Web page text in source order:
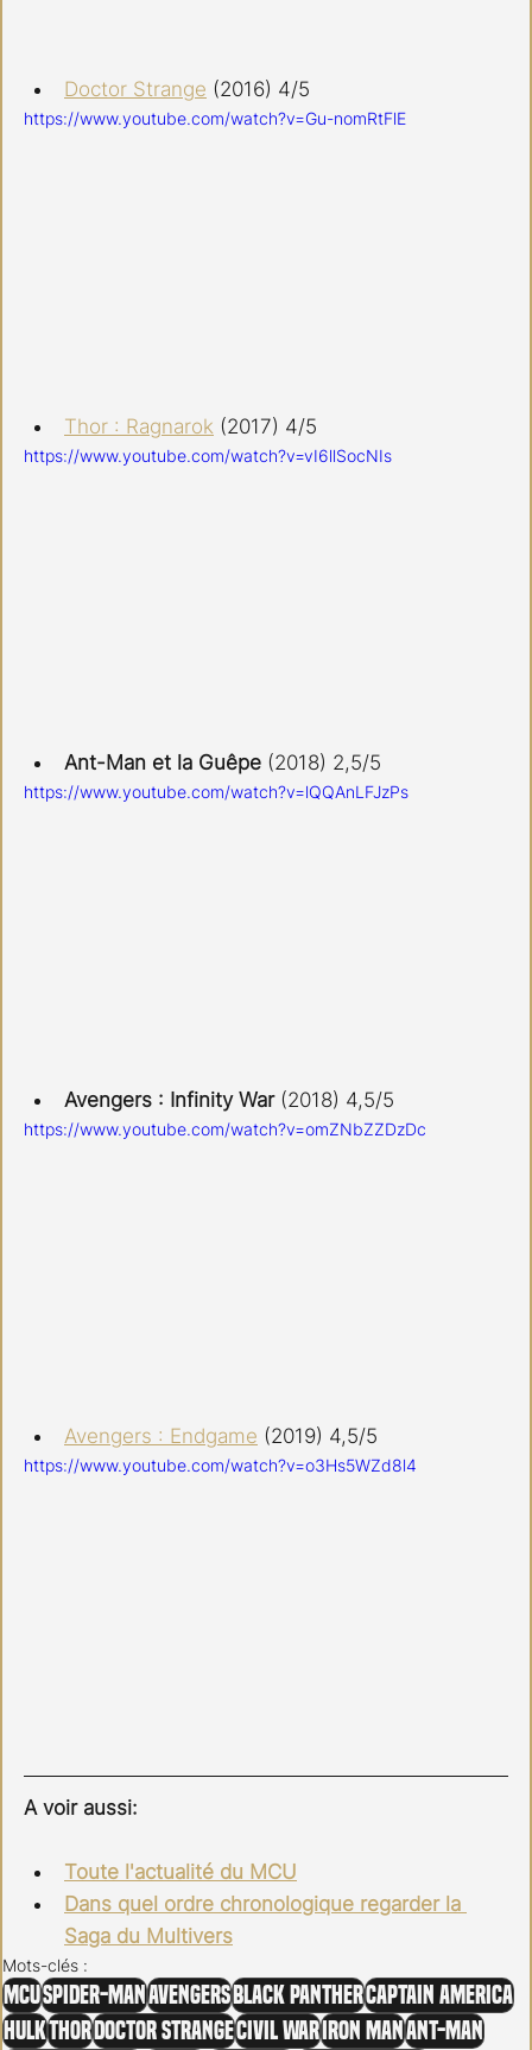
Doctor Strange (2016) 4/5
https://www.youtube.com/watch?v=Gu-nomRtFlE
Thor : Ragnarok (2017) 4/5
https://www.youtube.com/watch?v=vI6llSocNIs
Ant-Man et la Guêpe (2018) 2,5/5
https://www.youtube.com/watch?v=lQQAnLFJzPs
Avengers : Infinity War (2018) 4,5/5
https://www.youtube.com/watch?v=omZNbZZDzDc
Avengers : Endgame (2019) 4,5/5
https://www.youtube.com/watch?v=o3Hs5WZd8l4
A voir aussi:
Toute l'actualité du MCU
Dans quel ordre chronologique regarder la
Saga du Multivers
Mots-clés :
MCUSpider-ManAvengers Black PantherCaptain America
HulkThor Doctor StrangeCivil War Iron ManAnt-Man